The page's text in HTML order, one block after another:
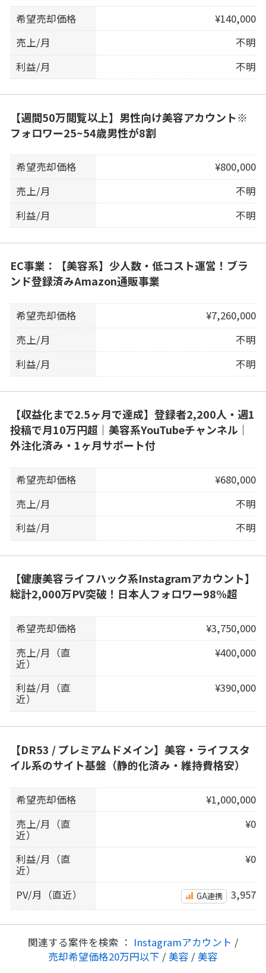
希望売却価格
¥140,000
売上/月
不明
利益/月
不明
【週間50万閲覧以上】男性向け美容アカウント※
フォロワー25~54歳男性が8割
希望売却価格
¥800,000
売上/月
不明
利益/月
不明
EC事業：【美容系】少人数・低コスト運営！ブラ
ンド登録済みAmazon通販事業
希望売却価格
¥7,260,000
売上/月
不明
利益/月
不明
【収益化まで2.5ヶ月で達成】登録者2,200人・週1
投稿で月10万円超｜美容系YouTubeチャンネル｜
外注化済み・1ヶ月サポート付
希望売却価格
¥680,000
売上/月
不明
利益/月
不明
【健康美容ライフハック系Instagramアカウント】
総計2,000万PV突破！日本人フォロワー98%超
希望売却価格
¥3,750,000
売上/月（直
近）
¥400,000
利益/月（直
近）
¥390,000
【DR53 / プレミアムドメイン】美容・ライフスタ
イル系のサイト基盤（静的化済み・維持費格安）
希望売却価格
¥1,000,000
売上/月（直
近）
¥0
利益/月（直
近）
¥0
PV/月（直近） GA連携 3,957
関連する案件を検索 ： Instagramアカウント /
売却希望価格20万円以下 / 美容 / 美容